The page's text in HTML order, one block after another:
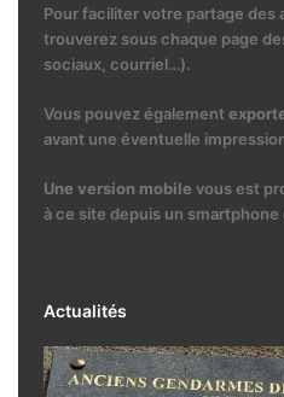
Pour faciliter votre partage des
trouverez sous chaque page
sociaux, courriel…).
Vous pouvez également
avant une éventuelle
Une version mobile vous est
à ce site depuis un
Actualités